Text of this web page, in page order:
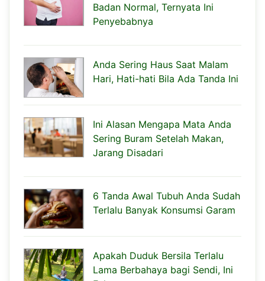
Badan Normal, Ternyata Ini
Penyebabnya
Anda Sering Haus Saat Malam
Hari, Hati-hati Bila Ada Tanda Ini
Ini Alasan Mengapa Mata Anda
Sering Buram Setelah Makan,
Jarang Disadari
6 Tanda Awal Tubuh Anda Sudah
Terlalu Banyak Konsumsi Garam
Apakah Duduk Bersila Terlalu
Lama Berbahaya bagi Sendi, Ini